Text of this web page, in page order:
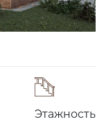
Этажность